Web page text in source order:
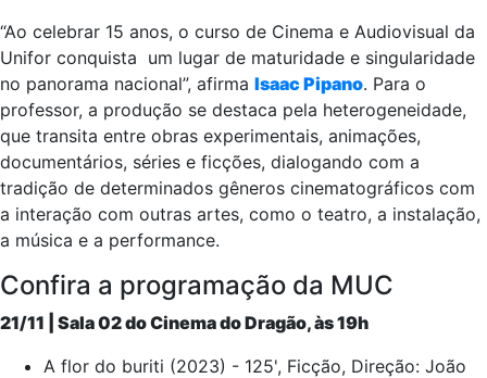
“Ao celebrar 15 anos, o curso de Cinema e Audiovisual da
Unifor conquista um lugar de maturidade e singularidade
no panorama nacional”, afirma Isaac Pipano. Para o
professor, a produção se destaca pela heterogeneidade,
que transita entre obras experimentais, animações,
documentários, séries e ficções, dialogando com a
tradição de determinados gêneros cinematográficos com
a interação com outras artes, como o teatro, a instalação,
a música e a performance.
Confira a programação da MUC
21/11 | Sala 02 do Cinema do Dragão, às 19h
A flor do buriti (2023) - 125', Ficção, Direção: João